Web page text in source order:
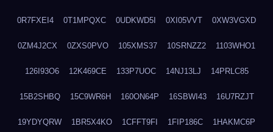
0R7FXEI4 0T1MPQXC 0UDKWD5I 0XI05VVT 0XW3VGXD
0ZM4J2CX 0ZXS0PVO 105XMS37 10SRNZZ2 1103WHO1
126I93O6 12K469CE 133P7UOC 14NJ13LJ 14PRLC85
15B2SHBQ 15C9WR6H 160ON64P 16SBWI43 16U7RZJT
19YDYQRW 1BR5X4KO 1CFFT9FI 1FIP186C 1HAKMC6P